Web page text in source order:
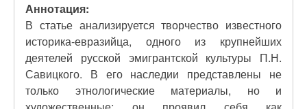
Аннотация:
В статье анализируется творчество известного
историка-евразийца, одного из крупнейших
деятелей русской эмигрантской культуры П.Н.
Савицкого. В его наследии представлены не
только этнологические материалы, но и